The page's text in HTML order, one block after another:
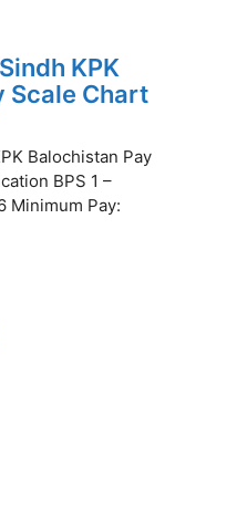
KPK
Scale Chart
Balochistan Pay
BPS 1 –
Minimum Pay: